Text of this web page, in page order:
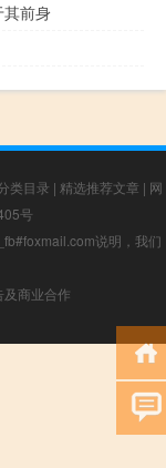
前身
类目录 | 精选推荐文章 | 网
号
说明，我们
商业合作